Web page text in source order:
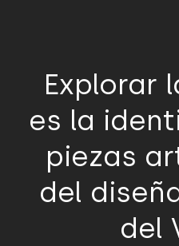
Explorar
es la
piezas
del
del